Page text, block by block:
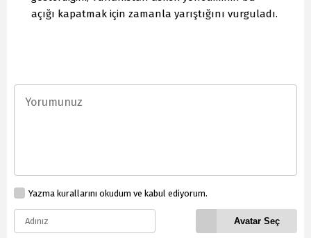
açığı kapatmak için zamanla yarıştığını vurguladı.
Yazma kurallarını okudum ve kabul ediyorum.
Avatar Seç